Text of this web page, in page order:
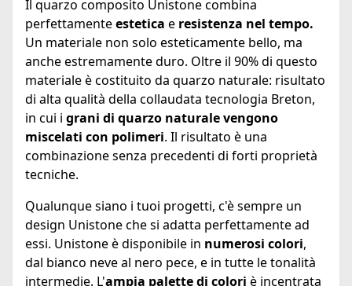
Il quarzo composito Unistone combina
perfettamenteestetica e resistenza nel tempo.
Un materiale non solo esteticamente bello, ma
anche estremamente duro. Oltre il 90% di questo
materiale è costituito da quarzo naturale: risultato
di alta qualità della collaudata tecnologia Breton,
in cui i grani di quarzo naturale vengono
miscelati con polimeri. Il risultato è una
combinazione senza precedenti di forti proprietà
tecniche.
Qualunque siano i tuoi progetti, c'è sempre un
design Unistone che si adatta perfettamente ad
essi. Unistone è disponibile in numerosi colori,
dal bianco neve al nero pece, e in tutte le tonalità
intermedie. L'ampia palette di colori è incentrata